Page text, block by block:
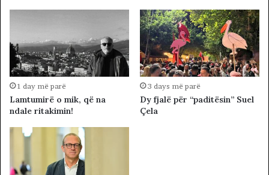
1 day më parë
Lamtumirë o mik, që na
ndale ritakimin!
3 days më parë
Dy fjalë për “paditësin” Suel
Çela